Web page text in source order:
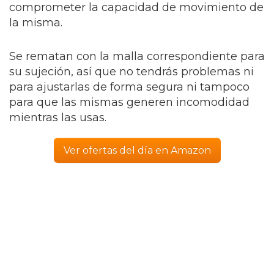
comprometer la capacidad de movimiento de
la misma.
Se rematan con la malla correspondiente para
su sujeción, así que no tendrás problemas ni
para ajustarlas de forma segura ni tampoco
para que las mismas generen incomodidad
mientras las usas.
Ver ofertas del día en Amazon